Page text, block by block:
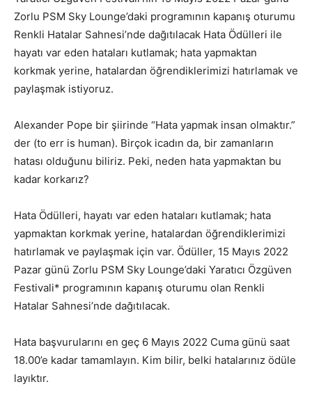
Zorlu PSM Sky Lounge’daki programının kapanış oturumu
Renkli Hatalar Sahnesi’nde dağıtılacak Hata Ödülleri ile
hayatı var eden hataları kutlamak; hata yapmaktan
korkmak yerine, hatalardan öğrendiklerimizi hatırlamak ve
paylaşmak istiyoruz.
Alexander Pope bir şiirinde “Hata yapmak insan olmaktır.”
der (to err is human). Birçok icadın da, bir zamanların
hatası olduğunu biliriz. Peki, neden hata yapmaktan bu
kadar korkarız?
Hata Ödülleri, hayatı var eden hataları kutlamak; hata
yapmaktan korkmak yerine, hatalardan öğrendiklerimizi
hatırlamak ve paylaşmak için var. Ödüller, 15 Mayıs 2022
Pazar günü Zorlu PSM Sky Lounge’daki Yaratıcı Özgüven
Festivali* programının kapanış oturumu olan Renkli
Hatalar Sahnesi’nde dağıtılacak.
Hata başvurularını en geç 6 Mayıs 2022 Cuma günü saat
18.00’e kadar tamamlayın. Kim bilir, belki hatalarınız ödüle
layıktır.